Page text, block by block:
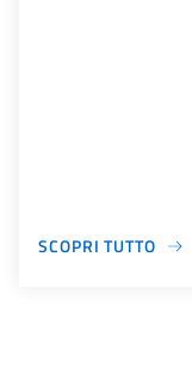
SCOPRI TUTTO